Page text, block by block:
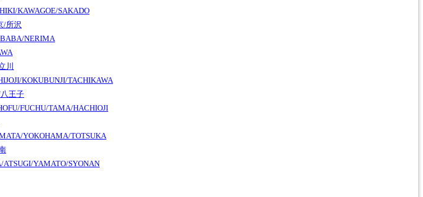
KAWAGOE/SAKADO
/所沢
NERIMA
川
KOKUBUNJI/TACHIKAWA
王子
FUCHU/TAMA/HACHIOJI
YOKOHAMA/TOTSUKA
YAMATO/SYONAN